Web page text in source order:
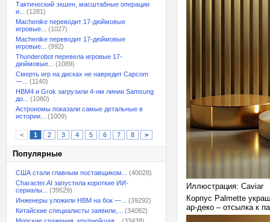
Тактический экшен, масштабные операции
и...
(1281)
Machenike переводит 17-дюймовые
игровые...
(1027)
Machenike переводит 17-дюймовые
игровые...
(992)
Thunderobot перевела игровые 17-
дюймовые...
(1089)
Смерть игр на дисках не навредит Capcom
—...
(1140)
HBM4 и Grok загрузили 4-нм линии Samsung
до...
(1080)
Астрономы показали самые детальные в
истории...
(1009)
< 1 2 3 4 5 6 7 8 >
Популярные
США стали главным поставщиком...
(40028)
Character.AI запустила короткие ИИ-
сериалы...
(39529)
Инженеры уложили HBM на бок —...
(39292)
Китайские специалисты заявили,...
(34082)
Иллюстрация: Caviar
Корпус Palmette
ар-деко – отсылка к